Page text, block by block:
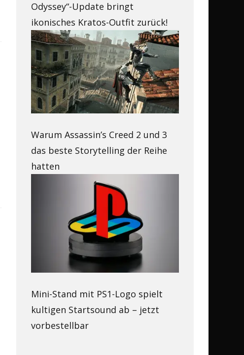
Odyssey“-Update bringt
ikonisches Kratos-Outfit zurück!
Warum Assassin’s Creed 2 und 3
das beste Storytelling der Reihe
hatten
Mini-Stand mit PS1-Logo spielt
kultigen Startsound ab – jetzt
vorbestellbar